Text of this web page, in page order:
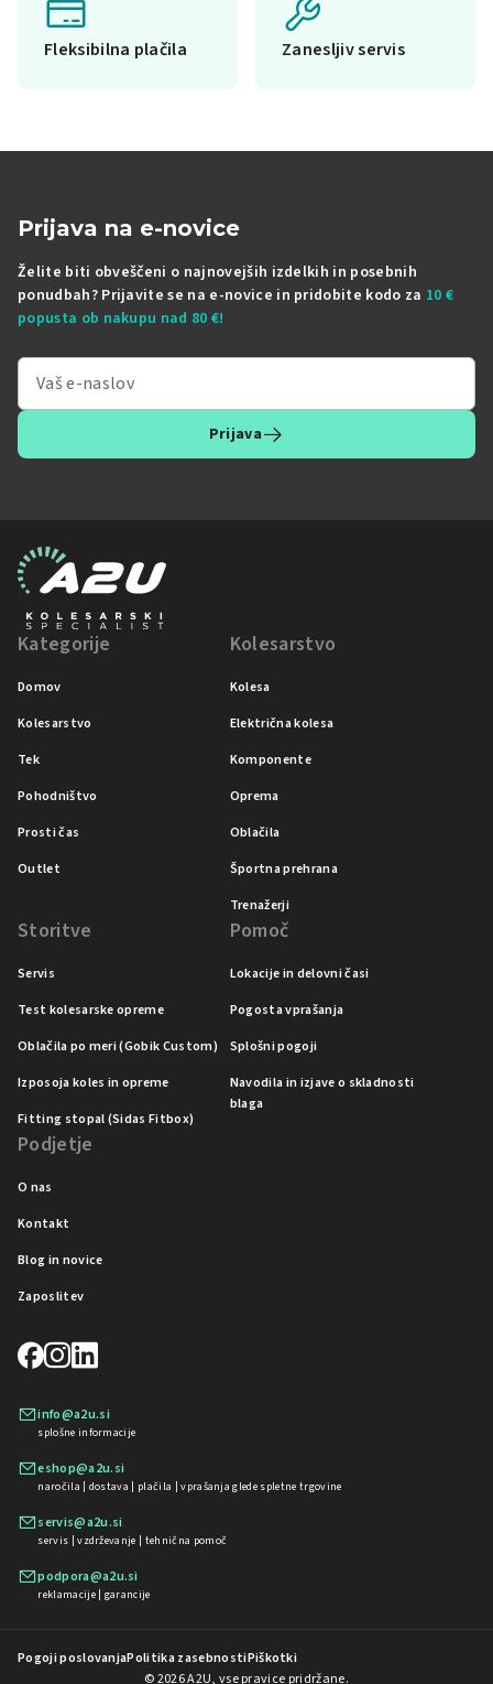
Fleksibilna plačila Zanesljiv servis
Prijava na e-novice
Želite biti obveščeni o najnovejših izdelkih in posebnih
ponudbah? Prijavite se na e-novice in pridobite kodo za 10 €
popusta ob nakupu nad 80 €!
Prijava
Kategorije
Domov
Kolesarstvo
Tek
Pohodništvo
Prosti čas
Outlet
Kolesarstvo
Kolesa
Električna kolesa
Komponente
Oprema
Oblačila
Športna prehrana
Trenažerji
Storitve
Servis
Test kolesarske opreme
Oblačila po meri (Gobik Custom)
Izposoja koles in opreme
Fitting stopal (Sidas Fitbox)
Pomoč
Lokacije in delovni časi
Pogosta vprašanja
Splošni pogoji
Navodila in izjave o skladnosti
blaga
Podjetje
O nas
Kontakt
Blog in novice
Zaposlitev
info@a2u.si
splošne informacije
eshop@a2u.si
naročila | dostava | plačila | vprašanja glede spletne trgovine
servis@a2u.si
servis | vzdrževanje | tehnična pomoč
podpora@a2u.si
reklamacije | garancije
Pogoji poslovanjaPolitika zasebnostiPiškotki
© 2026 A2U, vse pravice pridržane.